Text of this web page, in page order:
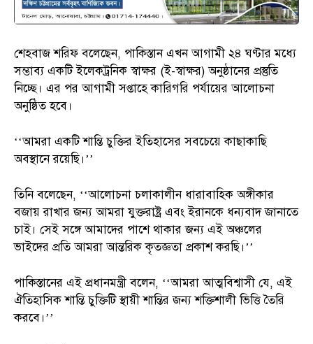
শেহবাজ শরিফ বলেছেন, পাকিস্তান এখন আগামী ২৪ ঘণ্টার মধ্যে
সম্ভাব্য একটি ইলেকট্রনিক স্বাক্ষর (ই-স্বাক্ষর) অনুষ্ঠানের প্রস্তুতি
নিচ্ছে। এর পর আগামী সপ্তাহে কারিগরি পর্যায়ের আলোচনা
অনুষ্ঠিত হবে।
‌‌‘‘আমরা একটি শান্তি চুক্তির ইতিহাসের সবচেয়ে কাছাকাছি
অবস্থানে রয়েছি।’’
তিনি বলেছেন, ‘‘আলোচনা চলাকালীন ধারাবাহিক অঙ্গীকার
বজায় রাখার জন্য আমরা যুক্তরাষ্ট্র এবং ইরানকে ধন্যবাদ জানাতে
চাই। সেই সঙ্গে আমাদের পাশে থাকার জন্য এই অঞ্চলের
ভাইদের প্রতি আমরা আন্তরিক কৃতজ্ঞতা প্রকাশ করছি।’’
পাকিস্তানের এই প্রধানমন্ত্রী বলেন, ‘‘আমরা আত্মবিশ্বাসী যে, এই
ঐতিহাসিক শান্তি চুক্তিটি স্থায়ী শান্তির জন্য শক্তিশালী ভিত্তি তৈরি
করবে।’’